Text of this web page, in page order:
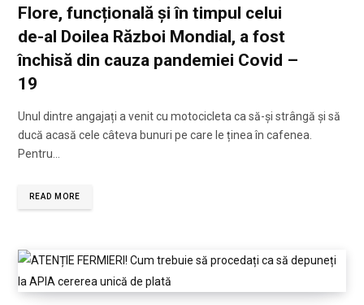
Flore, funcțională și în timpul celui
de-al Doilea Război Mondial, a fost
închisă din cauza pandemiei Covid –
19
Unul dintre angajați a venit cu motocicleta ca să-și strângă și să
ducă acasă cele câteva bunuri pe care le ținea în cafenea.
Pentru…
READ MORE